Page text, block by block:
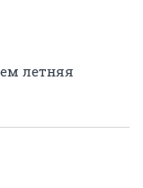
летняя